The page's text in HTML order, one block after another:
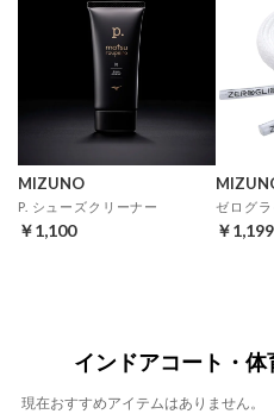
MIZUNO
P. シューズクリーナー
￥1,100 ￥1,199
インドアコート・
現在おすすめアイテムはありません。